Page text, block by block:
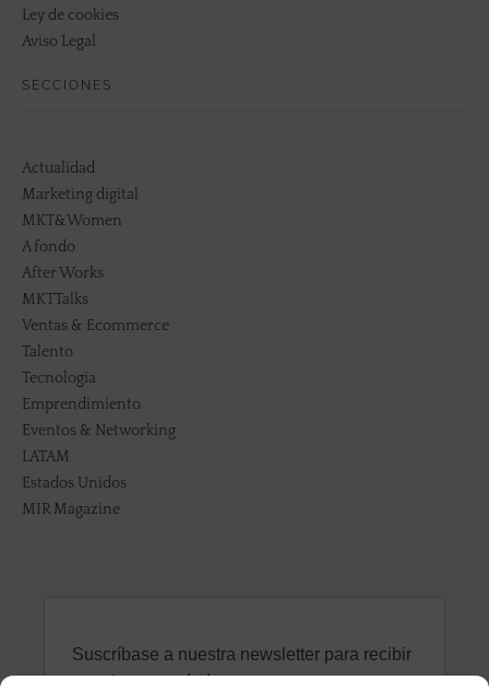
Ley de cookies
Aviso Legal
SECCIONES
Actualidad
Marketing digital
MKT&Women
A fondo
After Works
MKTTalks
Ventas & Ecommerce
Talento
Tecnología
Emprendimiento
Eventos & Networking
LATAM
Estados Unidos
MIR Magazine